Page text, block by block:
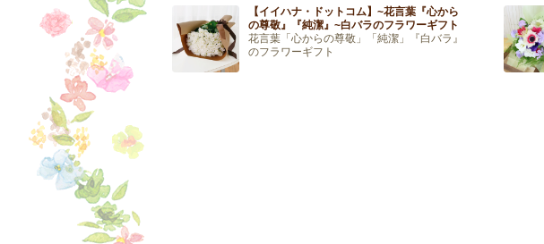
見。贈り物として […]
【イイハナ・ドットコム】~花言葉『心から
の尊敬』『純潔』~白バラのフラワーギフト
花言葉「心からの尊敬」「純潔」『白バラ』
のフラワーギフト